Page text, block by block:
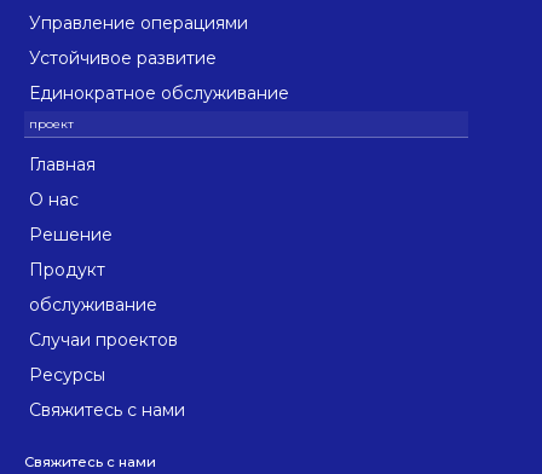
Управление операциями
Устойчивое развитие
Единократное обслуживание
Главная
О нас
Решение
Продукт
обслуживание
Случаи проектов
Ресурсы
Свяжитесь с нами
Свяжитесь с нами